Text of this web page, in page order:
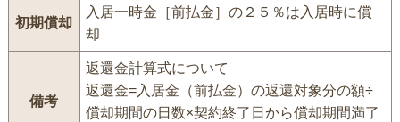
初期償却
入居一時金［前払金］の２５％は入居時に償
却
備考
返還金計算式について
返還金=入居金（前払金）の返還対象分の額÷
償却期間の日数×契約終了日から償却期間満了